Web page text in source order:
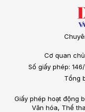
Cơ quan
Số giấy phép:
Tổng
Giấy phép hoạt động
Văn hóa, Thể